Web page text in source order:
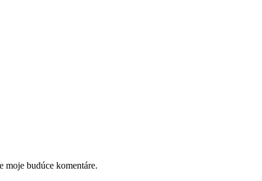
budúce komentáre.